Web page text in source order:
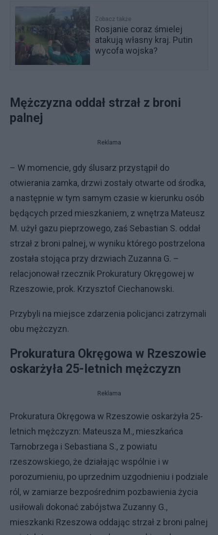
Zobacz także
Rosjanie coraz śmielej
atakują własny kraj. Putin
wycofa wojska?
Mężczyzna oddał strzał z broni
palnej
Reklama
– W momencie, gdy ślusarz przystąpił do
otwierania zamka, drzwi zostały otwarte od środka,
a następnie w tym samym czasie w kierunku osób
będących przed mieszkaniem, z wnętrza Mateusz
M. użył gazu pieprzowego, zaś Sebastian S. oddał
strzał z broni palnej, w wyniku którego postrzelona
została stojąca przy drzwiach Zuzanna G. –
relacjonował rzecznik Prokuratury Okręgowej w
Rzeszowie, prok. Krzysztof Ciechanowski.
Przybyli na miejsce zdarzenia policjanci zatrzymali
obu mężczyzn.
Prokuratura Okręgowa w Rzeszowie
oskarżyła 25-letnich mężczyzn
Reklama
Prokuratura Okręgowa w Rzeszowie oskarżyła 25-
letnich mężczyzn: Mateusza M., mieszkańca
Tarnobrzega i Sebastiana S., z powiatu
rzeszowskiego, że działając wspólnie i w
porozumieniu, po uprzednim uzgodnieniu i podziale
ról, w zamiarze bezpośrednim pozbawienia życia
usiłowali dokonać zabójstwa Zuzanny G.,
mieszkanki Rzeszowa oddając strzał z broni palnej